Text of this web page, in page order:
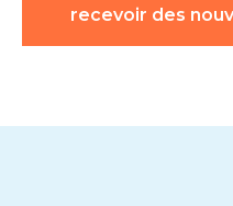
recevoir des